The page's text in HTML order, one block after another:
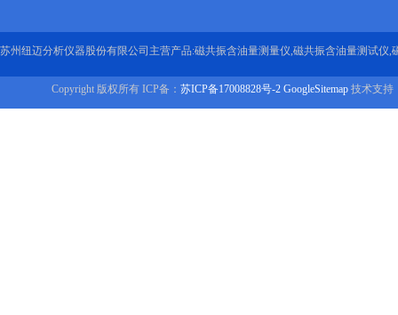
苏州纽迈分析仪器股份有限公司主营产品:磁共振含油量测量仪,磁共振含油量测试仪,
Copyright 版权所有 ICP备： 苏ICP备17008828号-2 GoogleSitemap 技术支持